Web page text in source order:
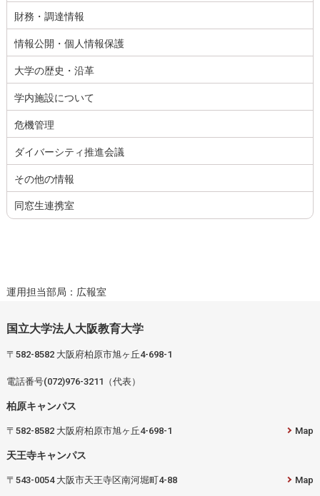
財務・調達情報
情報公開・個人情報保護
大学の歴史・沿革
学内施設について
危機管理
ダイバーシティ推進会議
その他の情報
同窓生連携室
運用担当部局：広報室
国立大学法人大阪教育大学
〒582-8582 大阪府柏原市旭ヶ丘4-698-1
電話番号(072)976-3211（代表）
柏原キャンパス
〒582-8582 大阪府柏原市旭ヶ丘4-698-1 Map
天王寺キャンパス
〒543-0054 大阪市天王寺区南河堀町4-88 Map